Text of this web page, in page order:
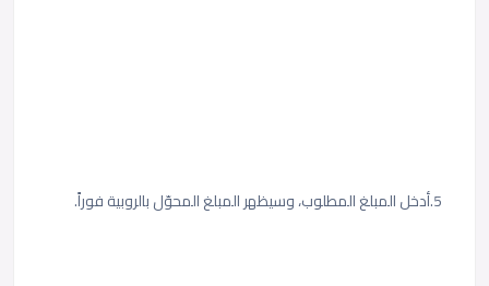
5.أدخل المبلغ المطلوب، وسيظهر المبلغ المحوّل بالروبية فوراً.